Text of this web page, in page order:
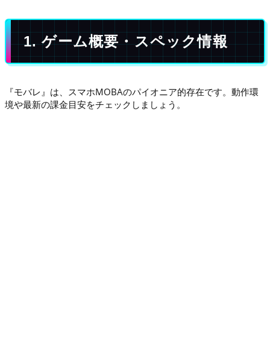
1. ゲーム概要・スペック情報
『モバレ』は、スマホMOBAのパイオニア的存在です。動作環
境や最新の課金目安をチェックしましょう。